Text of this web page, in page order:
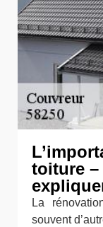
toiture –
La
souvent